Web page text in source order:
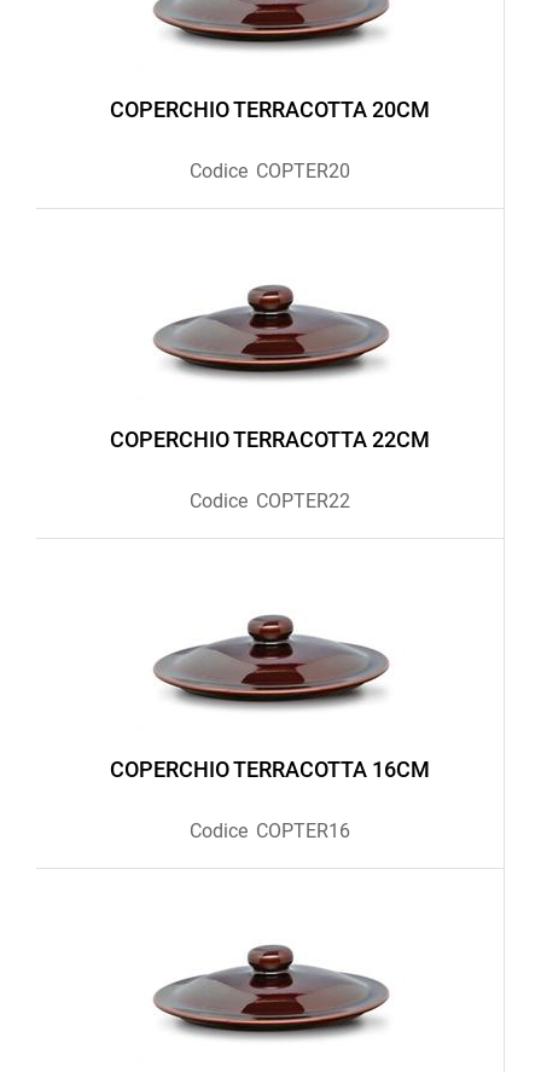
COPERCHIO TERRACOTTA 20CM
Codice COPTER20
COPERCHIO TERRACOTTA 22CM
Codice COPTER22
COPERCHIO TERRACOTTA 16CM
Codice COPTER16